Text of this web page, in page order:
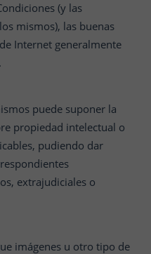
(y las
mismos), las buenas
Internet generalmente
puede suponer la
propiedad intelectual o
pudiendo dar
extrajudiciales o
imágenes u otro tipo de